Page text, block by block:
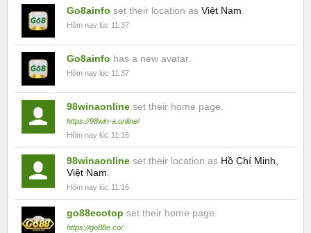
Go8ainfo set their location as Việt Nam
Hôm nay lúc 11:37
Go8ainfo has a new avatar.
Hôm nay lúc 11:37
98winaonline set their home page.
https://98win-a.online/
Hôm nay lúc 11:16
98winaonline set their location as Hồ Chí Minh,
Việt Nam
Hôm nay lúc 11:16
go88ecotop set their home page.
https://go88e.co/